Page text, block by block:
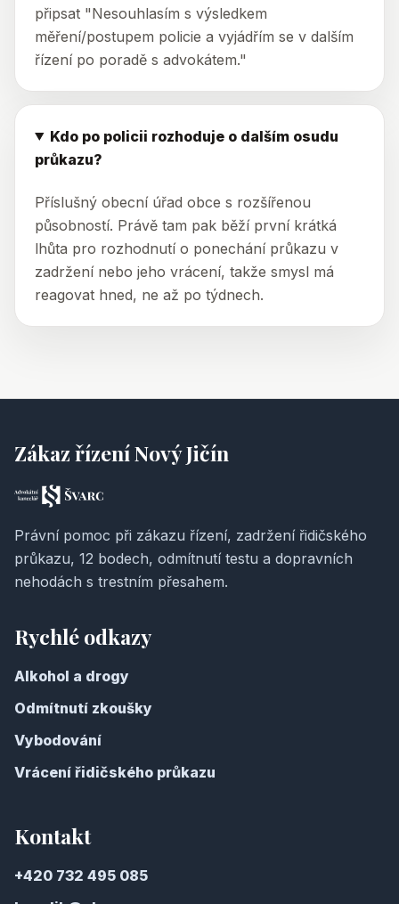
připsat "Nesouhlasím s výsledkem
měření/postupem policie a vyjádřím se v dalším
řízení po poradě s advokátem."
Kdo po policii rozhoduje o dalším osudu
průkazu?
Příslušný obecní úřad obce s rozšířenou
působností. Právě tam pak běží první krátká
lhůta pro rozhodnutí o ponechání průkazu v
zadržení nebo jeho vrácení, takže smysl má
reagovat hned, ne až po týdnech.
Zákaz řízení Nový Jičín
Právní pomoc při zákazu řízení, zadržení řidičského
průkazu, 12 bodech, odmítnutí testu a dopravních
nehodách s trestním přesahem.
Rychlé odkazy
Alkohol a drogy
Odmítnutí zkoušky
Vybodování
Vrácení řidičského průkazu
Kontakt
+420 732 495 085